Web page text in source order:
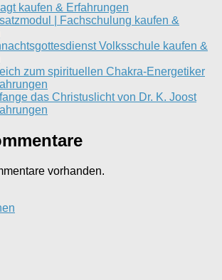
kaufen & Erfahrungen
| Fachschulung kaufen &
Volksschule kaufen &
zum spirituellen Chakra-Energetiker
das Christuslicht von Dr. K. Joost
vorhanden.